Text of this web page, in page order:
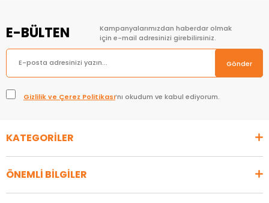
E-BÜLTEN
Kampanyalarımızdan haberdar olmak
için e-mail adresinizi girebilirsiniz.
Gönder
Gizlilik ve Çerez Politikası’nı okudum ve kabul ediyorum.
KATEGORİLER
ÖNEMLİ BİLGİLER